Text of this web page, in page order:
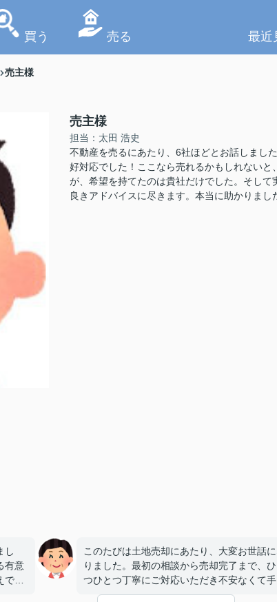
買う 売る 最近
売主様
売主様
担当：太田 浩史
不動産を売るにあたり、6社ほどとお話しまし
好対応でした！ここなら売れるかもしれない
が、希望を持てたのは貴社だけでした。そし
良きアドバイスに尽きます。本当に助かりまし
し
有意
双
このたびは土地売却にあたり、大変お世話
りました。最初の相談から売却完了まで、ひ
つひとつ丁寧にご対応いただき不安なくて手
きを進めることができました。誠実に対応し